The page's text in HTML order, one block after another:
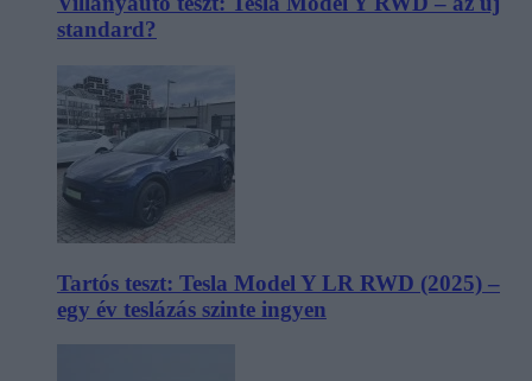
standard?
Tartós teszt: Tesla Model Y LR RWD (2025) –
egy év teslázás szinte ingyen